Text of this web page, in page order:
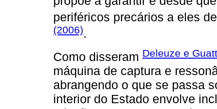
periféricos precários a eles
(2006).
Como disseram Deleuze e
máquina de captura e
abrangendo o que se passa
interior do Estado envolve